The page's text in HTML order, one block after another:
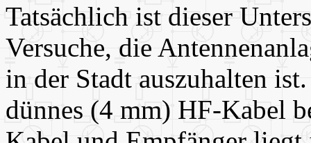
Tatsächlich ist dieser
Versuche, die
in der Stadt auszuhalten
dünnes (4 mm) HF-Kabel